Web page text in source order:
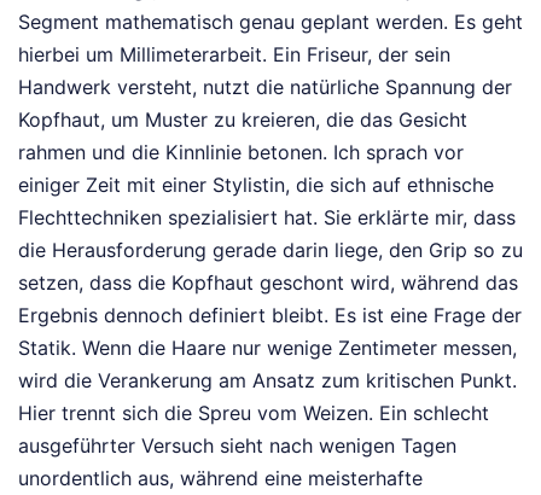
Segment mathematisch genau geplant werden. Es geht
hierbei um Millimeterarbeit. Ein Friseur, der sein
Handwerk versteht, nutzt die natürliche Spannung der
Kopfhaut, um Muster zu kreieren, die das Gesicht
rahmen und die Kinnlinie betonen. Ich sprach vor
einiger Zeit mit einer Stylistin, die sich auf ethnische
Flechttechniken spezialisiert hat. Sie erklärte mir, dass
die Herausforderung gerade darin liege, den Grip so zu
setzen, dass die Kopfhaut geschont wird, während das
Ergebnis dennoch definiert bleibt. Es ist eine Frage der
Statik. Wenn die Haare nur wenige Zentimeter messen,
wird die Verankerung am Ansatz zum kritischen Punkt.
Hier trennt sich die Spreu vom Weizen. Ein schlecht
ausgeführter Versuch sieht nach wenigen Tagen
unordentlich aus, während eine meisterhafte